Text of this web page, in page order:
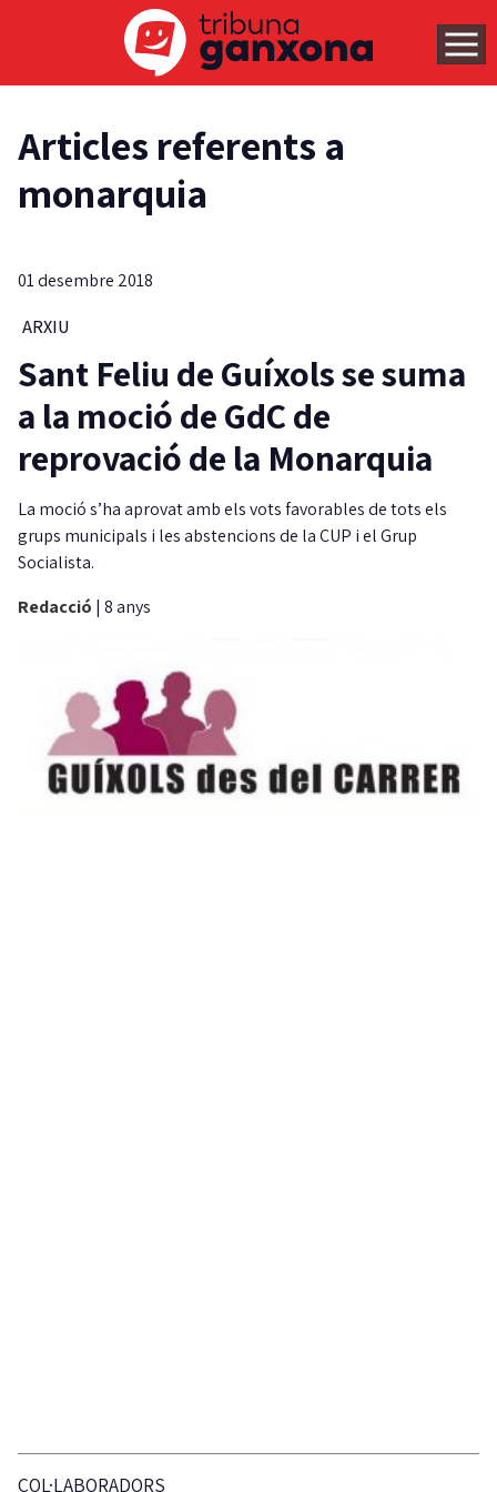
Articles referents a
monarquia
01 desembre 2018
ARXIU
Sant Feliu de Guíxols se suma
a la moció de GdC de
reprovació de la Monarquia
La moció s’ha aprovat amb els vots favorables de tots els
grups municipals i les abstencions de la CUP i el Grup
Socialista.
Redacció | 8 anys
COL·LABORADORS